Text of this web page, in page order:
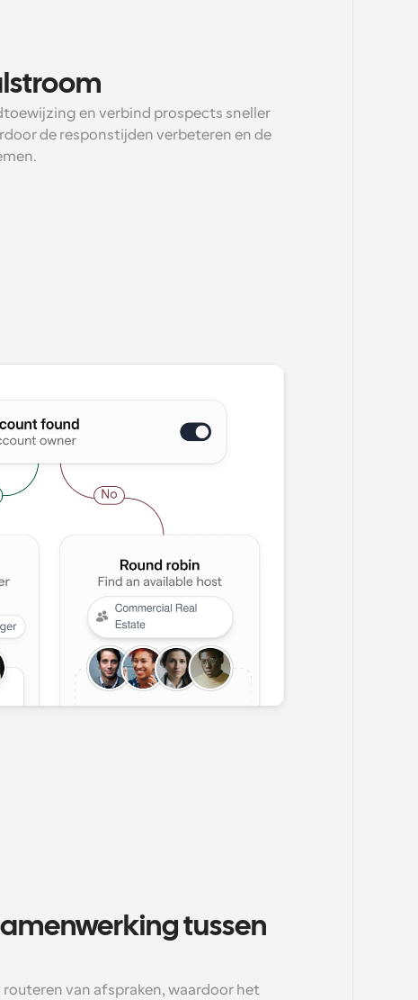
en verbind prospects sneller
de responstijden verbeteren en de
tussen
van afspraken, waardoor het